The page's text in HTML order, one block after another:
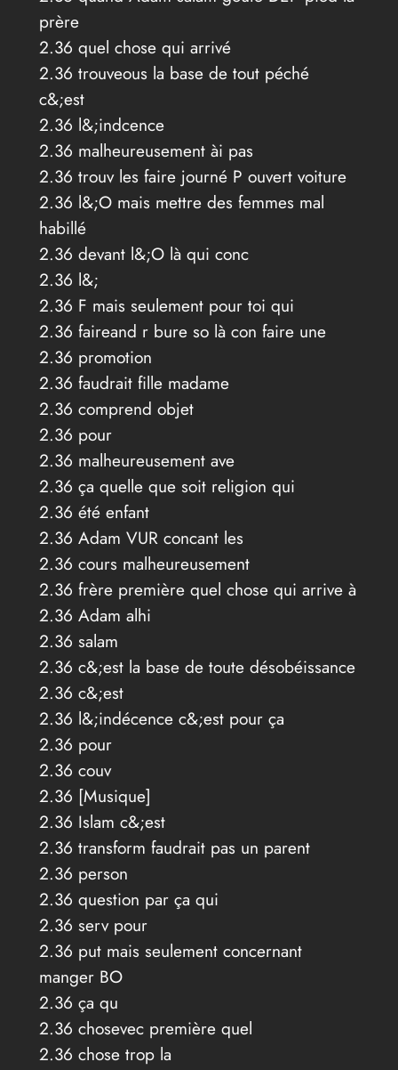
prère
2.36 quel chose qui arrivé
2.36 trouveous la base de tout péché
c&;est
2.36 l&;indcence
2.36 malheureusement ài pas
2.36 trouv les faire journé P ouvert voiture
2.36 l&;O mais mettre des femmes mal
habillé
2.36 devant l&;O là qui conc
2.36 l&;
2.36 F mais seulement pour toi qui
2.36 faireand r bure so là con faire une
2.36 promotion
2.36 faudrait fille madame
2.36 comprend objet
2.36 pour
2.36 malheureusement ave
2.36 ça quelle que soit religion qui
2.36 été enfant
2.36 Adam VUR concant les
2.36 cours malheureusement
2.36 frère première quel chose qui arrive à
2.36 Adam alhi
2.36 salam
2.36 c&;est la base de toute désobéissance
2.36 c&;est
2.36 l&;indécence c&;est pour ça
2.36 pour
2.36 couv
2.36 [Musique]
2.36 Islam c&;est
2.36 transform faudrait pas un parent
2.36 person
2.36 question par ça qui
2.36 serv pour
2.36 put mais seulement concernant
manger BO
2.36 ça qu
2.36 chosevec première quel
2.36 chose trop la